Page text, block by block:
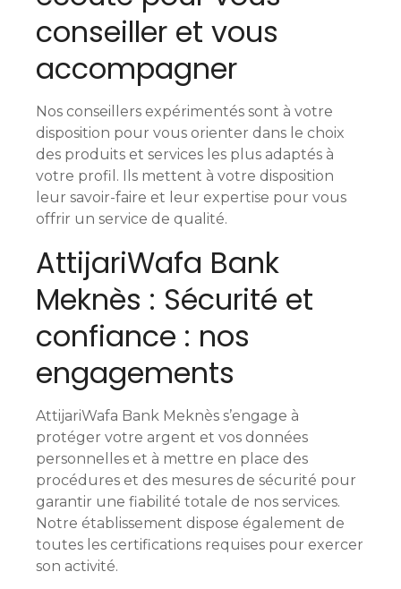
conseiller et vous
accompagner
Nos conseillers expérimentés sont à votre
disposition pour vous orienter dans le choix
des produits et services les plus adaptés à
votre profil. Ils mettent à votre disposition
leur savoir-faire et leur expertise pour vous
offrir un service de qualité.
AttijariWafa Bank
Meknès : Sécurité et
confiance : nos
engagements
AttijariWafa Bank Meknès s’engage à
protéger votre argent et vos données
personnelles et à mettre en place des
procédures et des mesures de sécurité pour
garantir une fiabilité totale de nos services.
Notre établissement dispose également de
toutes les certifications requises pour exercer
son activité.